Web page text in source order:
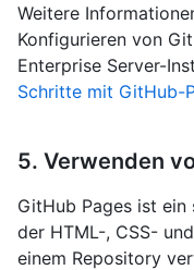
Weitere
Konfigurieren von
Enterprise Server-
Schritte mit GitHub-
5. Verwenden
GitHub Pages ist
der HTML-, CSS-
einem Repository